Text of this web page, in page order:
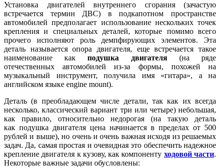
Установка двигателей внутреннего сгорания (зачастую
встречается термин ДВС) в подкапотном пространстве
автомобилей предполагает использование нескольких точек
крепления и специальных деталей, которые помимо всего
прочего исполняют роль демпфирующих элементов. Эта
деталь называется опора двигателя, еще встречается такое
наименование какподушка двигателя(на ряде
отечественных автомобилей из-за формы, похожей на
музыкальный инструмент, получила имя «гитара», а на
английском языке engine mount).
Деталь (в преобладающем числе детали, так как их всегда
несколько, классический вариант три или четыре) небольшая,
как правило, относительно недорогая (на такую деталь
как подушка двигателя цена начинается в пределах от 500
рублей и выше), но очень и очень важная исходя из решаемых
задач. Да, самая простая и очевидная это обеспечить надежное
крепление двигателя к кузову, как компоненту ходовой части.
Некоторые важные задачи обусловлены: